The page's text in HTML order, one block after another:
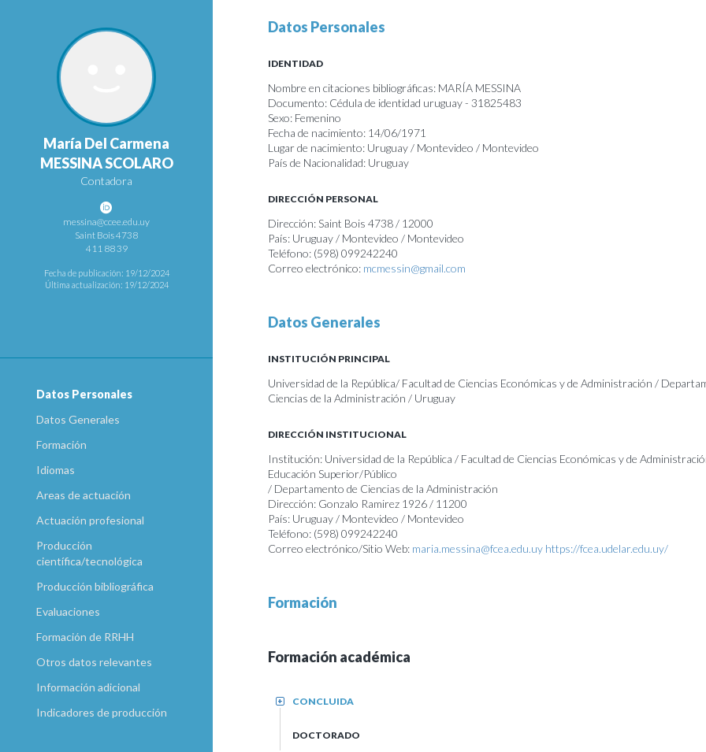
María Del Carmena
MESSINA SCOLARO
Contadora
messina@ccee.edu.uy
Saint Bois 4738
411 88 39
Fecha de publicación: 19/12/2024
Última actualización: 19/12/2024
Datos Personales
Datos Generales
Formación
Idiomas
Areas de actuación
Actuación profesional
Producción
científica/tecnológica
Producción bibliográfica
Evaluaciones
Formación de RRHH
Otros datos relevantes
Información adicional
Indicadores de producción
Datos Personales
IDENTIDAD
Nombre en citaciones bibliográficas: MARÍA MESSINA
Documento: Cédula de identidad uruguay - 31825483
Sexo: Femenino
Fecha de nacimiento: 14/06/1971
Lugar de nacimiento: Uruguay / Montevideo / Montevideo
País de Nacionalidad: Uruguay
DIRECCIÓN PERSONAL
Dirección: Saint Bois 4738 / 12000
País: Uruguay / Montevideo / Montevideo
Teléfono: (598) 099242240
Correo electrónico: mcmessin@gmail.com
Datos Generales
INSTITUCIÓN PRINCIPAL
Universidad de la República/ Facultad de Ciencias Económicas y de Administración /
Ciencias de la Administración / Uruguay
DIRECCIÓN INSTITUCIONAL
Institución: Universidad de la República / Facultad de Ciencias Económicas y de
Educación Superior/Público
/ Departamento de Ciencias de la Administración
Dirección: Gonzalo Ramirez 1926 / 11200
País: Uruguay / Montevideo / Montevideo
Teléfono: (598) 099242240
Correo electrónico/Sitio Web: maria.messina@fcea.edu.uy https://fcea.udelar.edu.uy/
Formación
Formación académica
CONCLUIDA
+
DOCTORADO